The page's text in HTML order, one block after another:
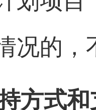
况的，
方式